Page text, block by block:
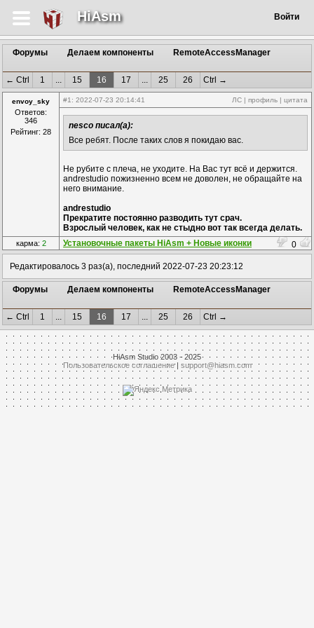
HiAsm Войти
Форумы Делаем компоненты RemoteAccessManager
← Ctrl 1 ... 15 16 17 ... 25 26 Ctrl →
envoy_sky
Ответов:
346
Рейтинг: 28
#1 : 2022-07-23 20:14:41 ЛС | профиль | цитата
nesco писал(а):
Все ребят. После таких слов я покидаю вас.
Не рубите с плеча, не уходите. На Вас тут всё и держится.
andrestudio пожизненно всем не доволен, не обращайте на
него внимание.
andrestudio
Прекратите постоянно разводить тут срач.
Взрослый человек, как не стыдно вот так всегда делать.
карма: 2
Установочные пакеты HiAsm + Новые иконки
Hight Assembler
0
Редактировалось 3 раз(а), последний 2022-07-23 20:23:12
Форумы Делаем компоненты RemoteAccessManager
← Ctrl 1 ... 15 16 17 ... 25 26 Ctrl →
HiAsm Studio 2003 - 2025
Пользовательское соглашение| support@hiasm.com